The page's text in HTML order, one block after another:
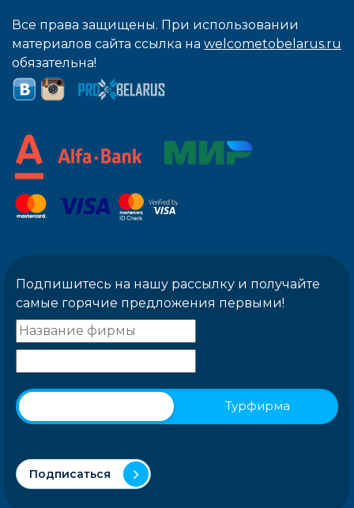
Все права защищены. При использовании
материалов сайта ссылка на welcometobelarus.ru
обязательна!
Подпишитесь на нашу рассылку и получайте
самые горячие предложения первыми!
Турфирма
Подписаться